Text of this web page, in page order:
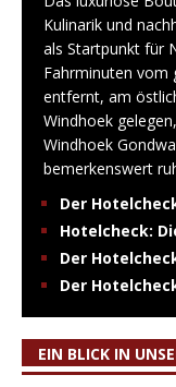
Kulinarik und
als Startpunkt für
Fahrminuten vom
entfernt, am
Windhoek
Windhoek
bemerkenswert
Der
Hotelcheck:
Der
Der
EIN BLICK IN